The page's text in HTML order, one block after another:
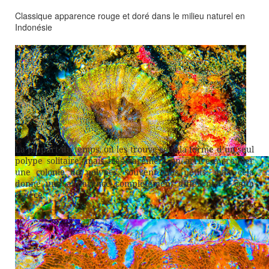
Classique apparence rouge et doré dans le milieu naturel en
Indonésie
Classique apparence dorée dans le milieu naturel en
Indonésie
La plupart du temps, on les trouve sous la forme d’un seul
polype solitaire, mais très rarement on arrive à trouver
une colonie de polypes, souvent plus petits, mais cela
donne une apparence complètement différente à cette
espèce.